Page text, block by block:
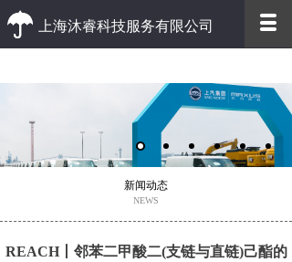
上海沐睿科技服务有限公司
优质的客户服务 高效的办事效率
新闻动态
NEWS
REACH丨‌邻苯二甲酸二(支链与直链)己酯的